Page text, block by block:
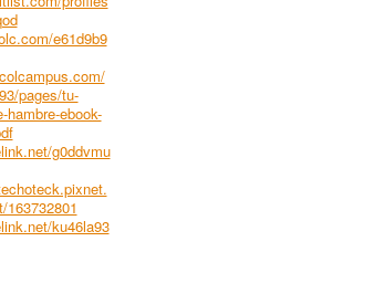
e61d9b9
pages/tu-
hambre-ebook-
g0ddvmu
163732801
ku46la93